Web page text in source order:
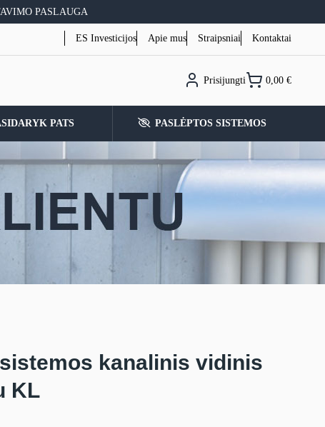
PASLAUGA
ES Investicijos Apie mus Straipsniai Kontaktai
Prisijungti 0,00 €
PATS PASLĖPTOS SISTEMOS
sistemos kanalinis vidinis
KL